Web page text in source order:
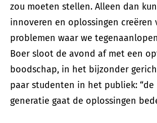
zou moeten stellen. Alleen dan
innoveren en oplossingen creëren
problemen waar we
Boer sloot de avond af met een
boodschap, in het bijzonder
paar studenten in het publiek: “de
generatie gaat de oplossingen